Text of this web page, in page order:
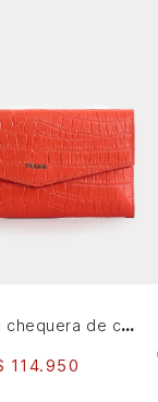
Billetera porta chequera de cuero para mujer Selene
114.950